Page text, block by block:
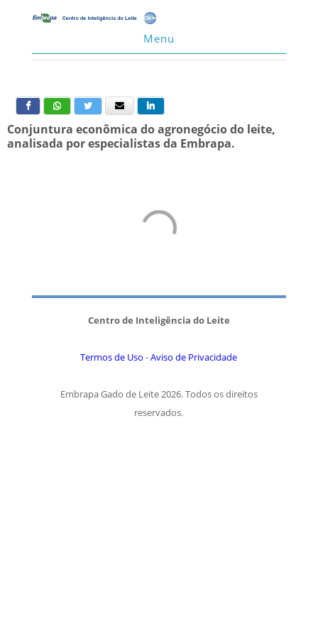
Menu
Conjuntura econômica do agronegócio do leite,
analisada por especialistas da Embrapa.
Centro de Inteligência do Leite
Termos de Uso -Aviso de Privacidade
Embrapa Gado de Leite 2026. Todos os direitos
reservados.